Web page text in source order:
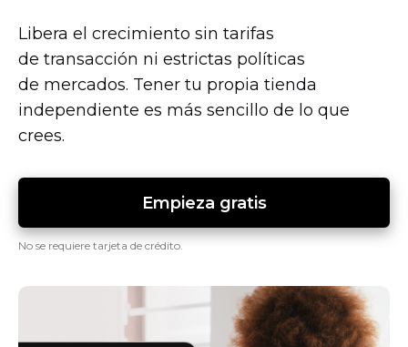
Libera el crecimiento sin tarifas
de transacción ni estrictas políticas
de mercados. Tener tu propia tienda
independiente es más sencillo de lo que
crees.
Empieza gratis
No se requiere tarjeta de crédito.